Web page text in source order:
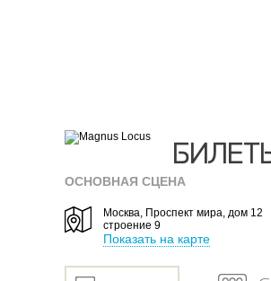
ОСНОВНАЯ СЦЕНА
Москва, Проспект мира, дом 12
строение 9
Показать на карте